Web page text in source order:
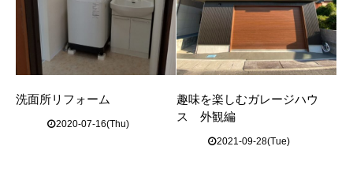
洗面所リフォーム
2020-07-16(Thu)
趣味を楽しむガレージハウ
ス 外観編
2021-09-28(Tue)